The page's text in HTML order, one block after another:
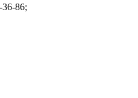
86;